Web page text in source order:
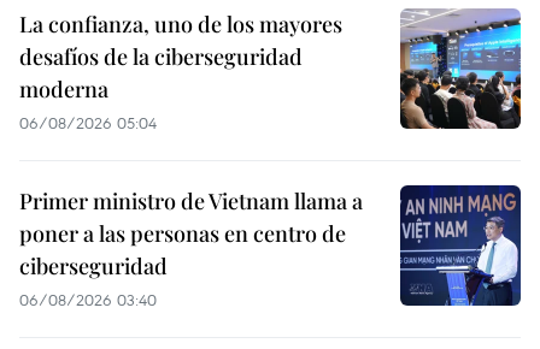
La confianza, uno de los mayores
desafíos de la ciberseguridad
moderna
06/08/2026 05:04
Primer ministro de Vietnam llama a
poner a las personas en centro de
ciberseguridad
06/08/2026 03:40